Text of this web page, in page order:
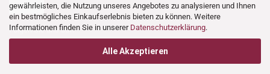
gewährleisten, die Nutzung unseres Angebotes zu analysieren und Ihnen
ein bestmögliches Einkaufserlebnis bieten zu können. Weitere
Informationen finden Sie in unserer Datenschutzerklärung.
Alle Akzeptieren
Folgen Sie uns auf: